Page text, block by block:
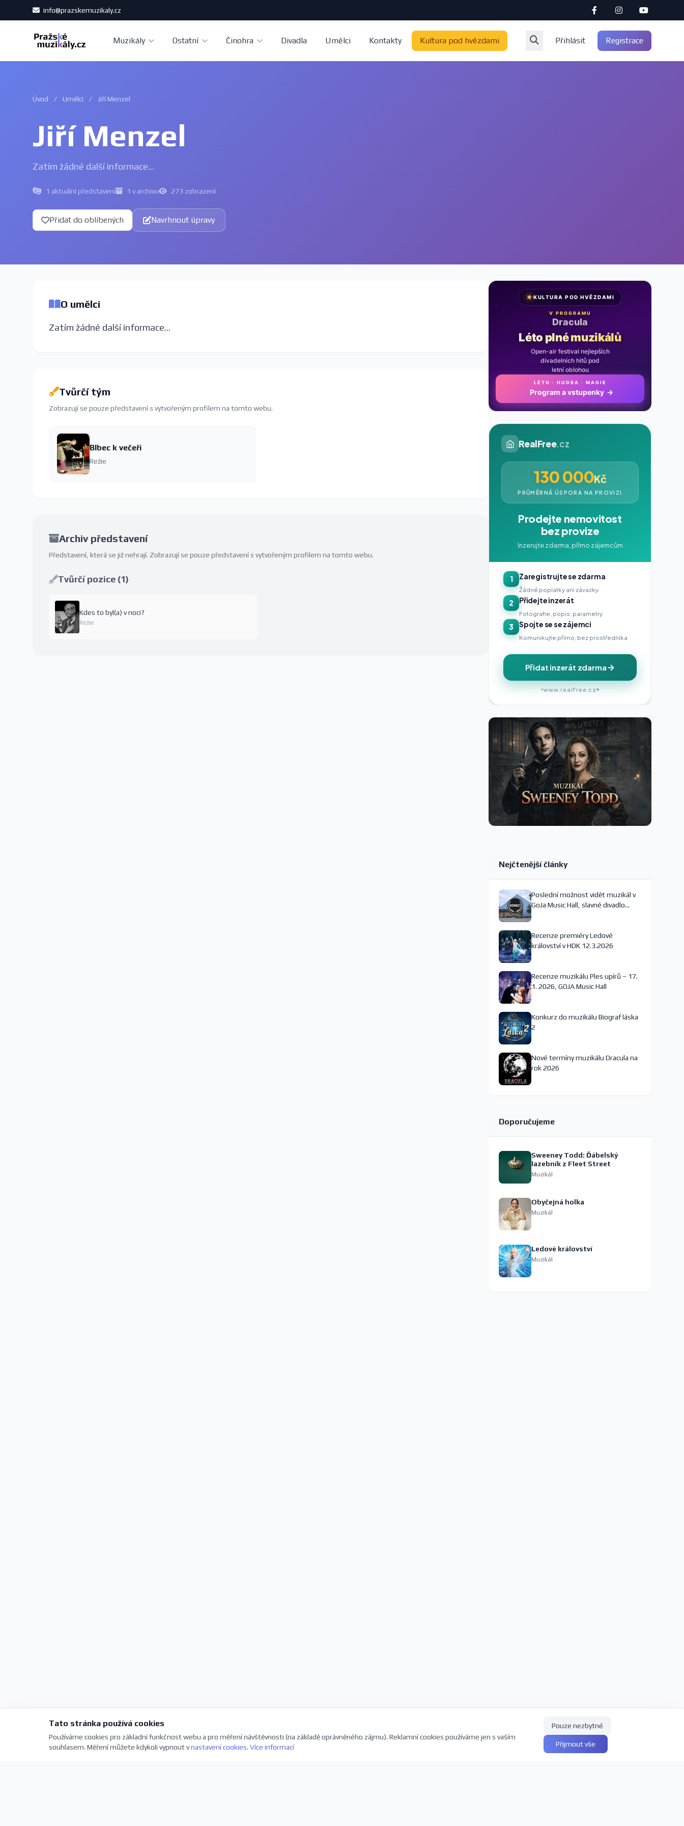
info@prazskemuzikaly.cz
Muzikály Ostatní Činohra Divadla Umělci Kontakty Kultura pod hvězdami Přihlásit Registrace
Úvod / Umělci / Jiří Menzel
Jiří Menzel
Zatím žádné další informace...
1 aktuální představení 1 v archivu 273 zobrazení
Přidat do oblíbených Navrhnout úpravy
O umělci
Zatím žádné další informace...
Tvůrčí tým
Zobrazují se pouze představení s vytvořeným profilem na tomto webu.
Blbec k večeři
Režie
Archiv představení
Představení, která se již nehrají. Zobrazují se pouze představení s vytvořeným profilem na tomto webu.
Tvůrčí pozice (1)
Kdes to byl(a) v noci?
Režie
★KULTURA POD HVĚZDAMI
V PROGRAMU
Noc na Karlštejně
Léto plné muzikálů
Open-air festival nejlepších
divadelních hitů pod
letní oblohou
LÉTO · HUDBA · MAGIE
Program a vstupenky →
RealFree.cz
130 000Kč
PRŮMĚRNÁ ÚSPORA NA PROVIZI
Prodejte nemovitost
bez provize
Inzerujte zdarma, přímo zájemcům
1 Zaregistrujte se zdarma
Žádné poplatky ani závazky
2 Přidejte inzerát
Fotografie, popis, parametry
3 Spojte se se zájemci
Komunikujte přímo, bez prostředníka
Přidat inzerát zdarma
www.realfree.cz
Nejčtenější články
Poslední možnost vidět muzikál v
GoJa Music Hall, slavné divadlo
Recenze premiéry Ledové
království v HDK 12.3.2026
Recenze muzikálu Ples upírů – 17.
1. 2026, GOJA Music Hall
Konkurz do muzikálu Biograf láska
2
Nové termíny muzikálu Dracula na
rok 2026
Doporučujeme
Sweeney Todd: Ďábelský
lazebník z Fleet Street
Muzikál
Obyčejná holka
Muzikál
Ledové království
Muzikál
Tato stránka používá cookies
Používáme cookies pro základní funkčnost webu a pro měření návštěvnosti (na základě oprávněného zájmu). Reklamní cookies používáme jen s vaším
souhlasem. Měření můžete kdykoli vypnout vnastavení cookies. Více informací
Pouze nezbytné
Přijmout vše